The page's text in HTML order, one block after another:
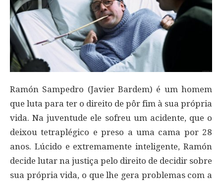
Ramón Sampedro (Javier Bardem) é um homem
que luta para ter o direito de pôr fim à sua própria
vida. Na juventude ele sofreu um acidente, que o
deixou tetraplégico e preso a uma cama por 28
anos. Lúcido e extremamente inteligente, Ramón
decide lutar na justiça pelo direito de decidir sobre
sua própria vida, o que lhe gera problemas com a